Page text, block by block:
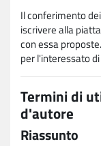
Il conferimento
iscrivere alla
con essa
per l'interessato
Termini di
d'autore
Riassunto